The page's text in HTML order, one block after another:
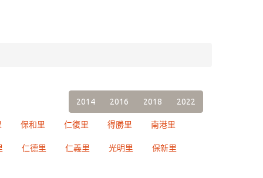
2014 2016 2018 2022
保和里 仁復里 得勝里 南港里
仁德里 仁義里 光明里 保新里